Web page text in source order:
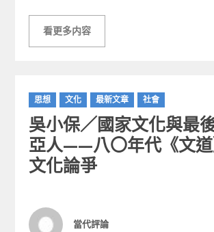
看更多内容
C
a
t
e
g
o
e
s
思想 文化 最新文章 社會
吳小保／國家文化與最
亞人——八〇年代《文
文化論爭
Author
當代評論